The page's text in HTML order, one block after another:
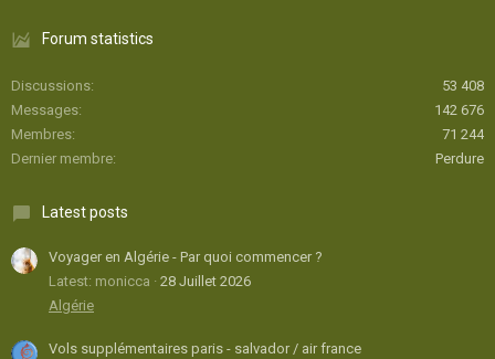
Forum statistics
Discussions
53 408
Messages
142 676
Membres
71 244
Dernier membre
Perdure
Latest posts
Voyager en Algérie - Par quoi commencer ?
Latest: monicca
28 Juillet 2026
Algérie
Vols supplémentaires paris - salvador / air france